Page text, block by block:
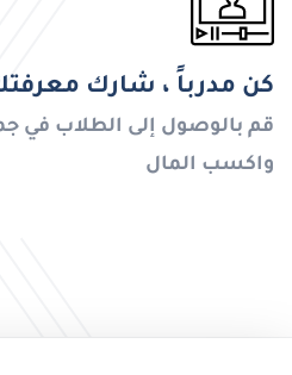
كن مدرباً ، شارك
قم بالوصول إلى الطلاب في
واكسب المال